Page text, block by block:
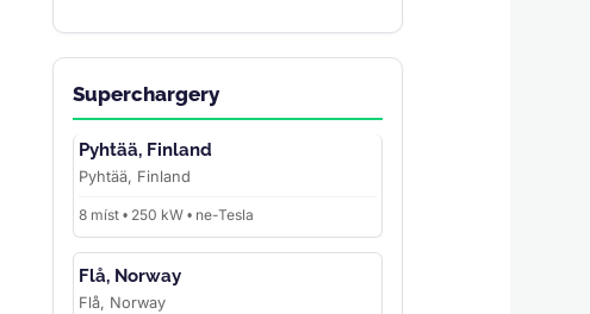
Superchargery
Pyhtää, Finland
Pyhtää, Finland
8 míst • 250 kW • ne-Tesla
Flå, Norway
Flå, Norway